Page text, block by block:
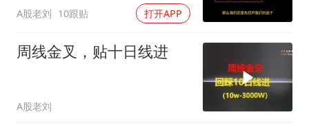
A股老刘 10跟贴 打开APP
周线金叉，贴十日线进
A股老刘